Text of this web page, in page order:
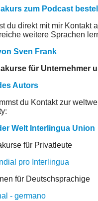
zum Podcast
du direkt mit mir Kontakt
weitere Sprachen
Sven Frank
für Unternehmer
Autors
du Kontakt zur
Welt Interlingua Union
für Privatleute
pro Interlingua
für Deutschsprachige
- germano